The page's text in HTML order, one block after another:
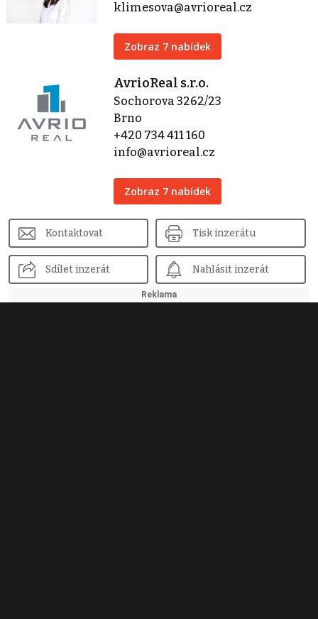
klimesova@avrioreal.cz
Zobraz 7 nabídek
AvrioReal s.r.o.
Sochorova 3262/23
Brno
+420 734 411 160
info@avrioreal.cz
Zobraz 7 nabídek
Kontaktovat Tisk inzerátu
Sdílet inzerát Nahlásit inzerát